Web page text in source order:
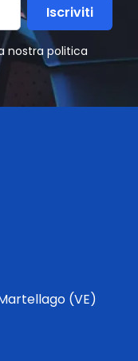
Iscriviti
nostra politica
(VE)